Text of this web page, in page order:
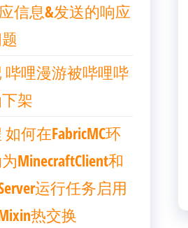
信息&发送的响应
哔哩漫游被哔哩哔
架
何在FabricMC环
MinecraftClient和
运行任务启用
热交换